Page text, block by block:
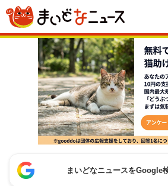
まいどなニュースをGoogle